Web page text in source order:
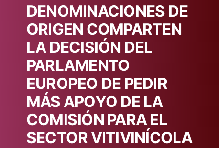
DENOMINACIONES DE
ORIGEN COMPARTEN
LA DECISIÓN DEL
PARLAMENTO
EUROPEO DE PEDIR
MÁS APOYO DE LA
COMISIÓN PARA EL
SECTOR VITIVINÍCOLA